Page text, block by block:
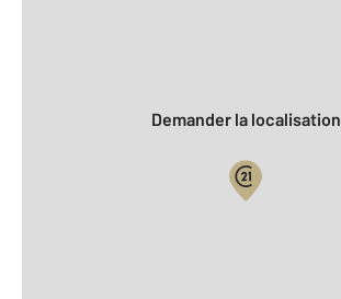
Demander la localisation